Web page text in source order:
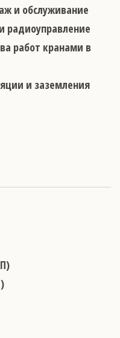
и обслуживание
радиоуправление
работ кранами в
и заземления